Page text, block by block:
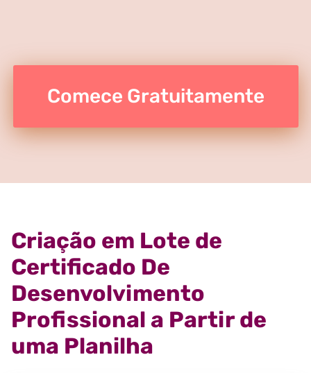
Comece Gratuitamente
Criação em Lote de
Certificado De
Desenvolvimento
Profissional a Partir de
uma Planilha